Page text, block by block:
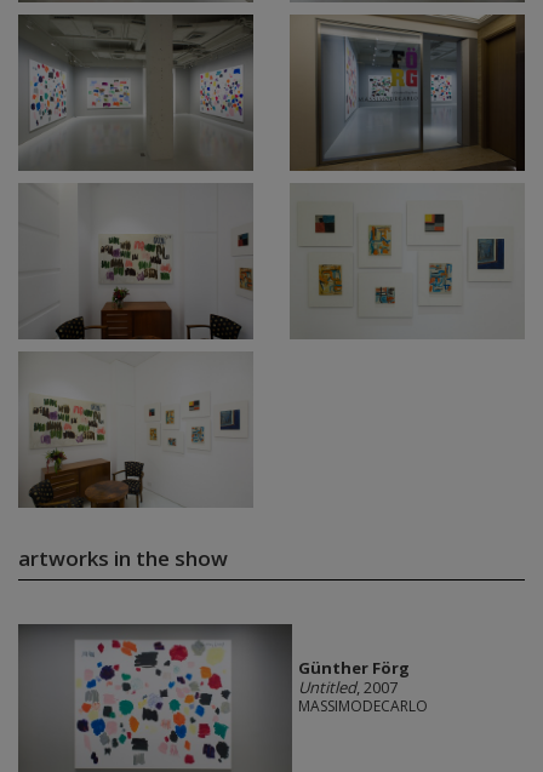
artworks in the show
Günther Förg
Untitled, 2007
MASSIMODECARLO